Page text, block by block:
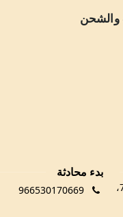
والشحن
بدء محادثة
966530170669
RFMB3029، 3029 الشيخ عيسى بن سلمان ال خليفة، 7372،